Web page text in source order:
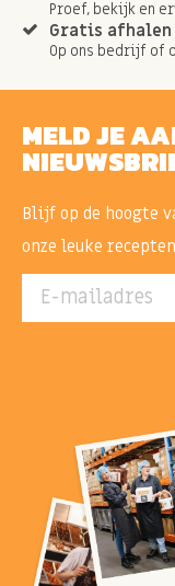
Proef, bekijk en
Gratis afhalen
Op ons bedrijf of
MELD JE
Blijf op de hoogte
onze leuke
E-mailadres